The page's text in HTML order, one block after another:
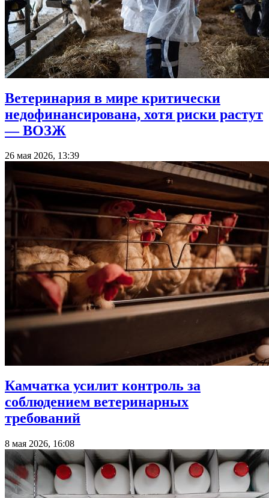
Ветеринария в мире критически
недофинансирована, хотя риски растут
— ВОЗЖ
26 мая 2026, 13:39
Камчатка усилит контроль за
соблюдением ветеринарных
требований
8 мая 2026, 16:08